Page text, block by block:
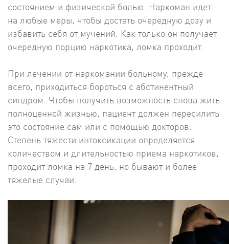
состоянием и физической болью. Наркоман идет
на любые меры, чтобы достать очередную дозу и
избавить себя от мучений. Как только он получает
очередную порцию наркотика, ломка проходит.
При лечении от наркомании больному, прежде
всего, приходиться бороться с абстинентный
синдром. Чтобы получить возможность снова жить
полноценной жизнью, пациент должен пересилить
это состояние сам или с помощью докторов.
Степень тяжести интоксикации определяется
количеством и длительностью приема наркотиков,
проходит ломка на 7 день, но бывают и более
тяжелые случаи.